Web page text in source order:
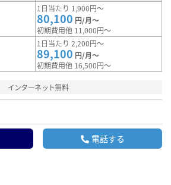
1日当たり 1,900円～
80,100 円/月～
初期費用他 11,000円～
1日当たり 2,200円～
89,100 円/月～
初期費用他 16,500円～
インターネット無料
電話する